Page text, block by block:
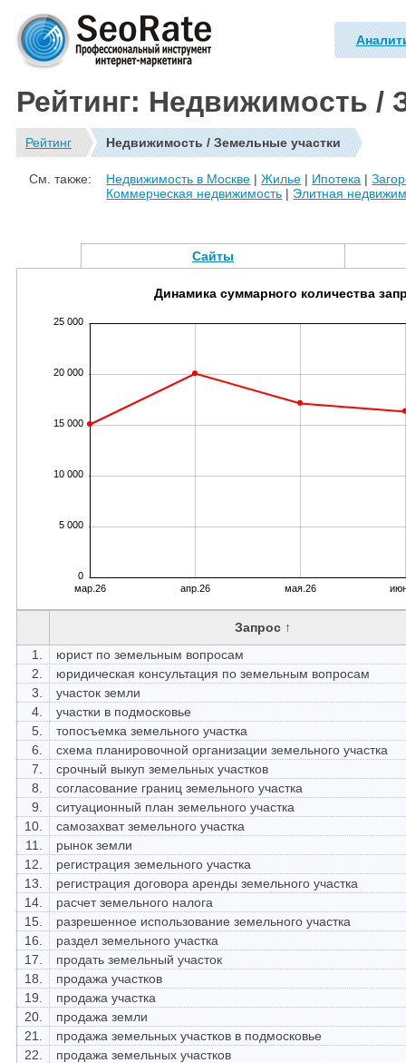
Рейтинг: Недвижимость /
Рейтинг Недвижимость / Земельные участки
См. также: Недвижимость в Москве |Жилье | Ипотека |
Коммерческая недвижимость | Элитная
Сайты
0
5 000
10 000
15 000
20 000
25 000
мар.26 апр.26 мая.26
Динамика суммарного количества
Запрос ↑
1.
юрист по земельным вопросам
2.
юридическая консультация по земельным вопросам
3.
участок земли
4.
участки в подмосковье
5.
топосъемка земельного участка
6.
схема планировочной организации земельного участка
7.
срочный выкуп земельных участков
8.
согласование границ земельного участка
9.
ситуационный план земельного участка
10.
самозахват земельного участка
11.
рынок земли
12.
регистрация земельного участка
13.
регистрация договора аренды земельного участка
14.
расчет земельного налога
15.
разрешенное использование земельного участка
16.
раздел земельного участка
17.
продать земельный участок
18.
продажа участков
19.
продажа участка
20.
продажа земли
21.
продажа земельных участков в подмосковье
22.
продажа земельных участков